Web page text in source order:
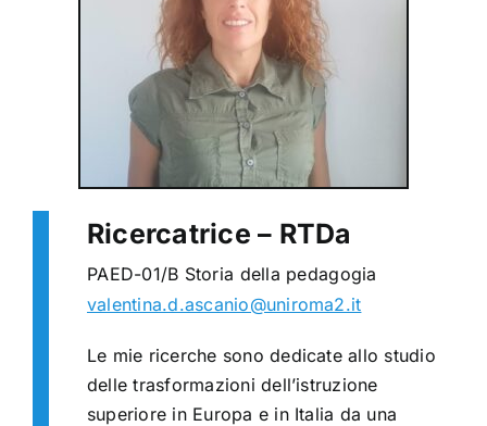
Ricercatrice – RTDa
PAED-01/B Storia della pedagogia
valentina.d.ascanio@uniroma2.it
Le mie ricerche sono dedicate allo studio
delle trasformazioni dell’istruzione
superiore in Europa e in Italia da una